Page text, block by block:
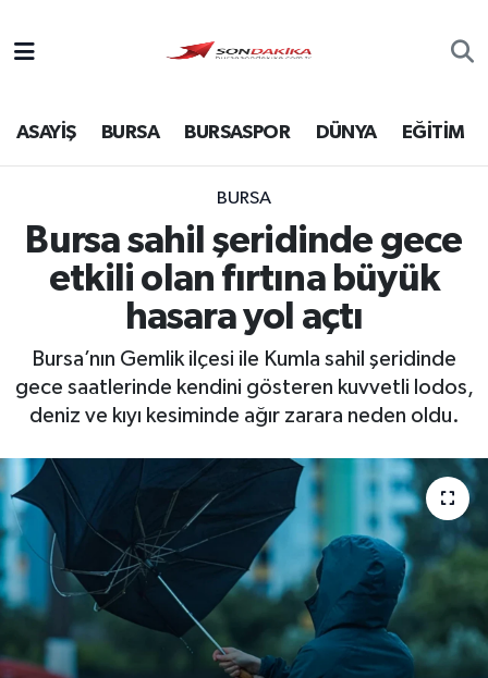
ASAYİŞ BURSA BURSASPOR DÜNYA EĞİTİM
BURSA
Bursa sahil şeridinde gece
etkili olan fırtına büyük
hasara yol açtı
Bursa’nın Gemlik ilçesi ile Kumla sahil şeridinde
gece saatlerinde kendini gösteren kuvvetli lodos,
deniz ve kıyı kesiminde ağır zarara neden oldu.
Bursa
Ekonomi
Foto Galeri
Genel
Gündem
Magazin
Sağlık
Siyaset
Spor